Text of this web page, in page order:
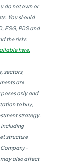
do not own or
You should
FSG, PDS and
the risks
here.
sectors,
are
only and
to buy,
strategy.
including
structure
also affect